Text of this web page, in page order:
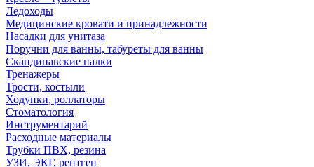
Ледоходы
Медицинские кровати и принадлежности
Насадки для унитаза
Поручни для ванны, табуреты для ванны
Скандинавские палки
Тренажеры
Трости, костыли
Ходунки, роллаторы
Стоматология
Инструментарий
Расходные материалы
Трубки ПВХ, резина
УЗИ, ЭКГ, рентген